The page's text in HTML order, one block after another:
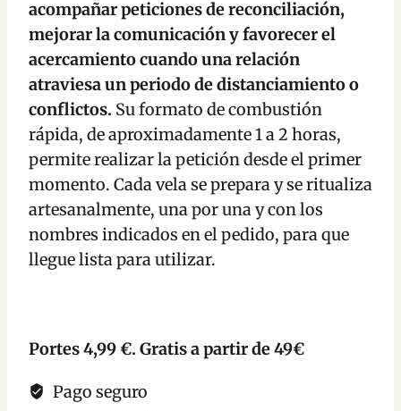
acompañar peticiones de reconciliación,
mejorar la comunicación y favorecer el
acercamiento cuando una relación
atraviesa un periodo de distanciamiento o
conflictos. Su formato de combustión
rápida, de aproximadamente 1 a 2 horas,
permite realizar la petición desde el primer
momento. Cada vela se prepara y se ritualiza
artesanalmente, una por una y con los
nombres indicados en el pedido, para que
llegue lista para utilizar.
Crisis
cantidad
Portes 4,99 €. Gratis a partir de 49€
Pago seguro